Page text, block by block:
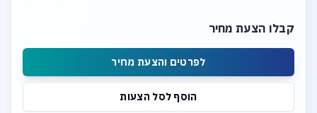
קבלו הצעת מחיר
לפרטים והצעת מחיר
הוסף לסל הצעות